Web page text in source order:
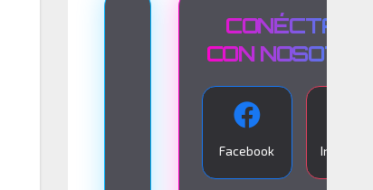
CONÉCTATE
CON
Facebook